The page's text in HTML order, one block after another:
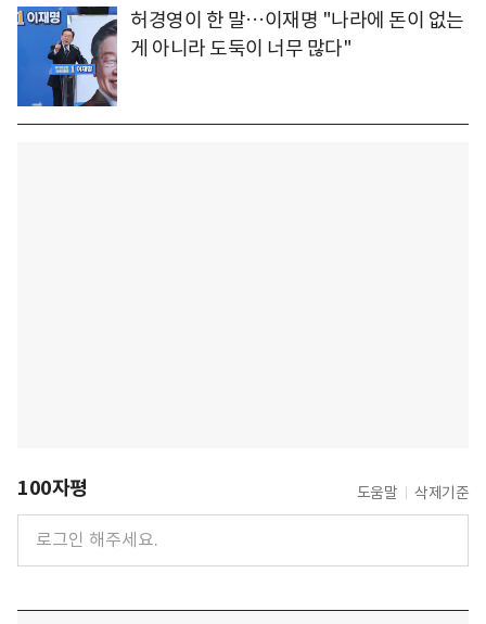
허경영이 한 말…이재명 "나라에 돈이 없는
게 아니라 도둑이 너무 많다"
100자평 도움말 삭제기준